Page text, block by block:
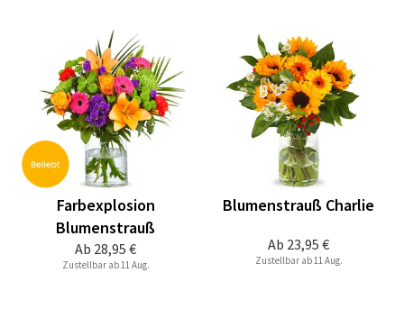
Ab 28,95 €
Farbexplosion
Blumenstrauß
Zustellbar ab 11 Aug.
Ab 23,95 €
Blumenstrauß Charlie
Zustellbar ab 11 Aug.